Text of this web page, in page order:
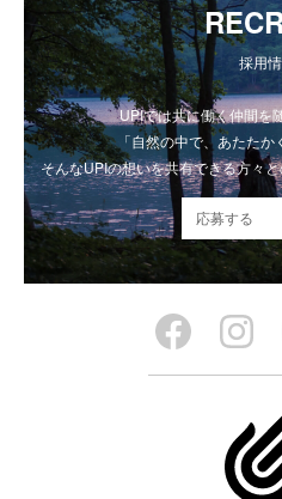
採用
UPIでは共に働く仲間を
「自然の中で、あたたか
そんなUPIの想いを共有できる方々
応募する